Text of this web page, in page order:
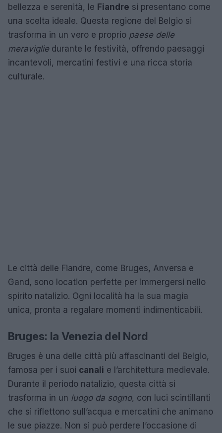
bellezza e serenità, le Fiandre si presentano come
una scelta ideale. Questa regione del Belgio si
trasforma in un vero e proprio paese delle
meravigliedurante le festività, offrendo paesaggi
incantevoli, mercatini festivi e una ricca storia
culturale.
Le città delle Fiandre, come Bruges, Anversa e
Gand, sono location perfette per immergersi nello
spirito natalizio. Ogni località ha la sua magia
unica, pronta a regalare momenti indimenticabili.
Bruges: la Venezia del Nord
Bruges è una delle città più affascinanti del Belgio,
famosa per i suoi canali e l’architettura medievale.
Durante il periodo natalizio, questa città si
trasforma in un luogo da sogno, con luci scintillanti
che si riflettono sull’acqua e mercatini che animano
le sue piazze. Non si può perdere l’occasione di